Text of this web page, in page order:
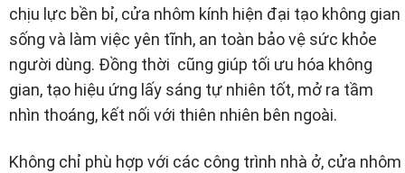
chịu lực bền bỉ, cửa nhôm kính hiện đại tạo không gian
sống và làm việc yên tĩnh, an toàn bảo vệ sức khỏe
người dùng. Đồng thời cũng giúp tối ưu hóa không
gian, tạo hiệu ứng lấy sáng tự nhiên tốt, mở ra tầm
nhìn thoáng, kết nối với thiên nhiên bên ngoài.
Không chỉ phù hợp với các công trình nhà ở, cửa nhôm